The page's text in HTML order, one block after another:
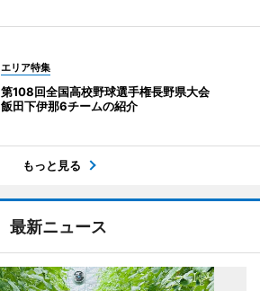
エリア特集
第108回全国高校野球選手権長野県大会
飯田下伊那6チームの紹介
もっと見る
最新ニュース